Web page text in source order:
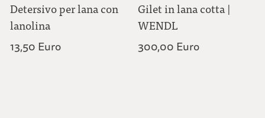
Detersivo per lana con
lanolina
13,50 Euro
Gilet in lana cotta |
WENDL
300,00 Euro